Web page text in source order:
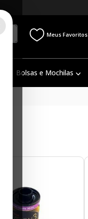
Meus Favoritos
Bolsas e Mochilas